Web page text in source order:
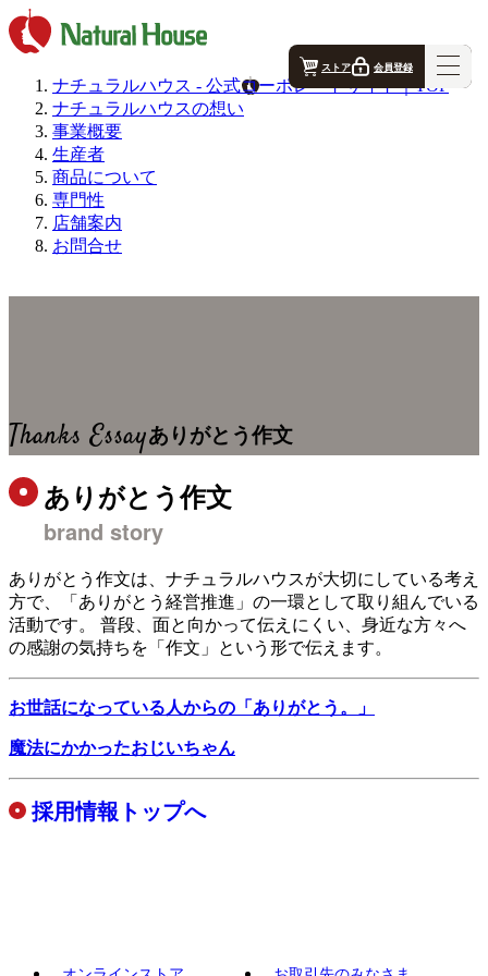
ナチュラルハウス - 公式コーポレートサイト｜TOP
ナチュラルハウスの想い
事業概要
生産者
商品について
専門性
店舗案内
お問合せ
ストア 会員登録
ナチュラルハウス - 公式コーポレートサイト｜TOP
お問合せ
Thanks Essayありがとう作文
ありがとう作文
brand story
ありがとう作文は、ナチュラルハウスが大切にしている考え
方で、「ありがとう経営推進」の一環として取り組んでいる
活動です。 普段、面と向かって伝えにくい、身近な方々へ
の感謝の気持ちを「作文」という形で伝えます。
お世話になっている人からの「ありがとう。」
魔法にかかったおじいちゃん
採用情報トップへ